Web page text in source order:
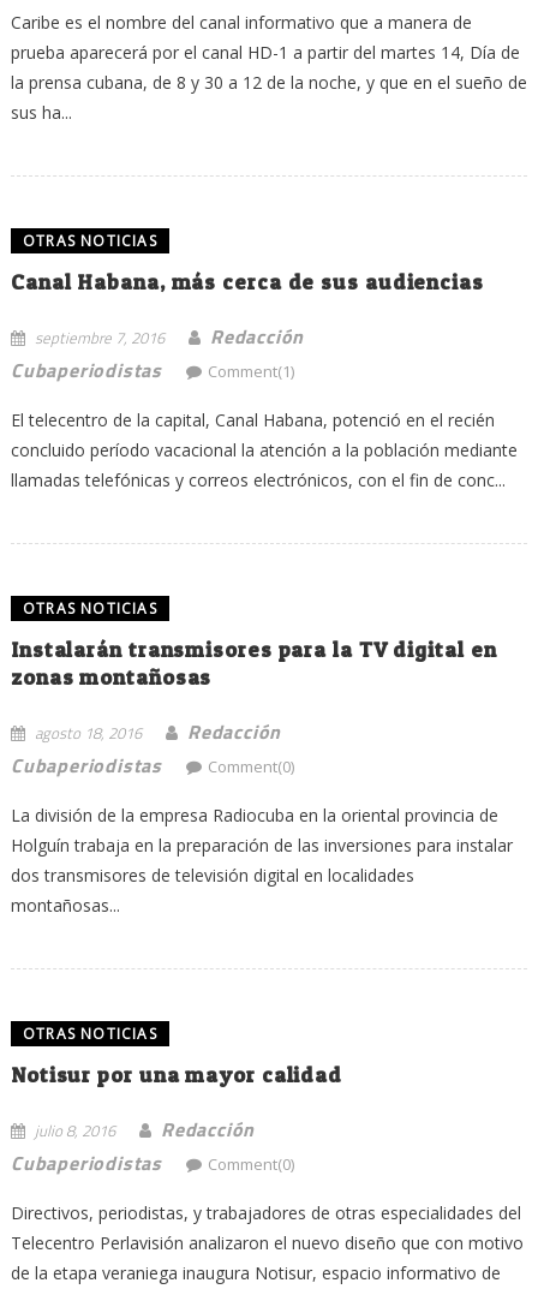
Caribe es el nombre del canal informativo que a manera de
prueba aparecerá por el canal HD-1 a partir del martes 14, Día de
la prensa cubana, de 8 y 30 a 12 de la noche, y que en el sueño de
sus ha...
OTRAS NOTICIAS
Canal Habana, más cerca de sus audiencias
septiembre 7, 2016
Redacción
Cubaperiodistas
Comment(1)
El telecentro de la capital, Canal Habana, potenció en el recién
concluido período vacacional la atención a la población mediante
llamadas telefónicas y correos electrónicos, con el fin de conc...
OTRAS NOTICIAS
Instalarán transmisores para la TV digital en
zonas montañosas
agosto 18, 2016
Redacción
Cubaperiodistas
Comment(0)
La división de la empresa Radiocuba en la oriental provincia de
Holguín trabaja en la preparación de las inversiones para instalar
dos transmisores de televisión digital en localidades
montañosas...
OTRAS NOTICIAS
Notisur por una mayor calidad
julio 8, 2016
Redacción
Cubaperiodistas
Comment(0)
Directivos, periodistas, y trabajadores de otras especialidades del
Telecentro Perlavisión analizaron el nuevo diseño que con motivo
de la etapa veraniega inaugura Notisur, espacio informativo de